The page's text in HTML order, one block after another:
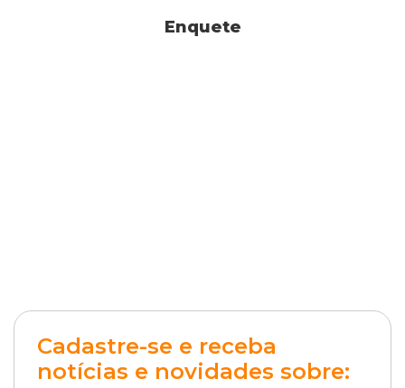
Enquete
Cadastre-se e receba
notícias e novidades sobre: